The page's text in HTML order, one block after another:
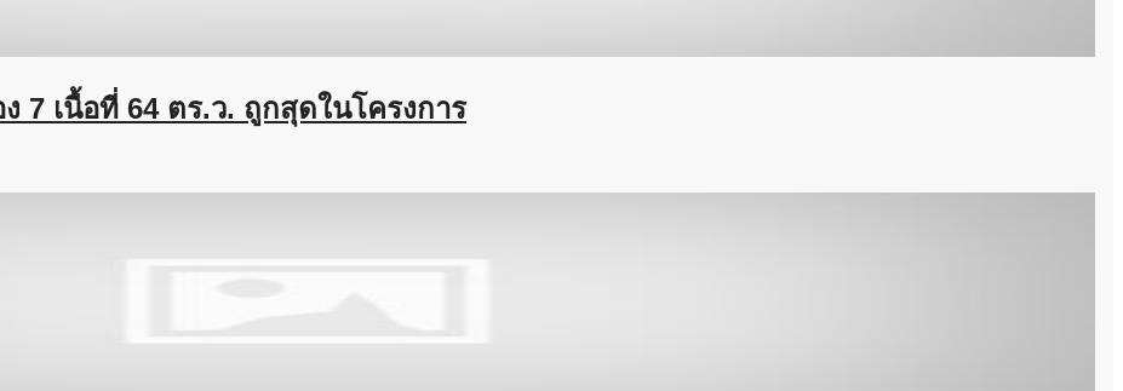
7 เนื้อที่ 64 ตร.ว. ถูกสุดในโครงการ